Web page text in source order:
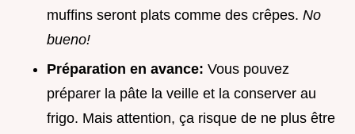
muffins seront plats comme des crêpes. No
bueno!
Préparation en avance: Vous pouvez
préparer la pâte la veille et la conserver au
frigo. Mais attention, ça risque de ne plus être